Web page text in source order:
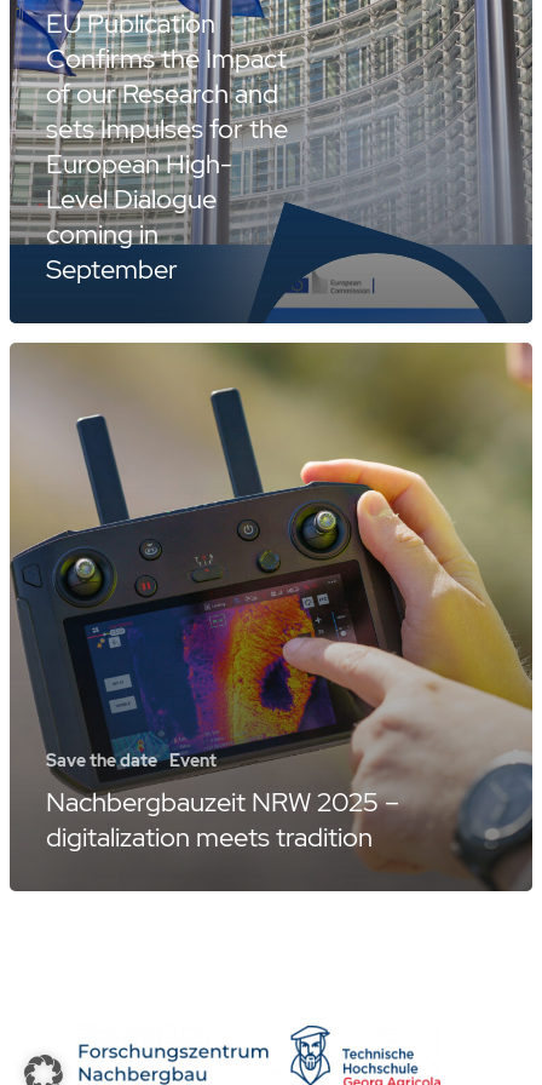
EU Publication
Confirms the Impact
of our Research and
sets Impulses for the
European High-
Level Dialogue
coming in
September
Save the date Event
Nachbergbauzeit NRW 2025 –
digitalization meets tradition